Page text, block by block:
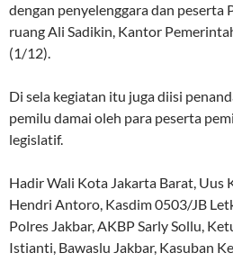
dengan penyelenggara dan peserta
ruang Ali Sadikin, Kantor
(1/12).
Di sela kegiatan itu juga diisi
pemilu damai oleh para peserta
legislatif.
Hadir Wali Kota Jakarta Barat, Uus
Hendri Antoro, Kasdim 0503/JB
Polres Jakbar, AKBP Sarly Sollu,
Istianti, Bawaslu Jakbar, Kasuban